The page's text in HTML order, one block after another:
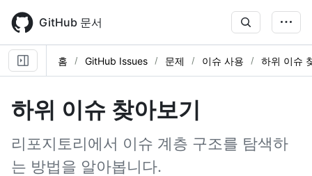
main
content
GitHub 문서
홈 GitHub Issues 문제 이슈 사용 하위 이슈
하위 이슈 찾아보기
리포지토리에서 이슈 계층 구조를 탐색하
는 방법을 알아봅니다.